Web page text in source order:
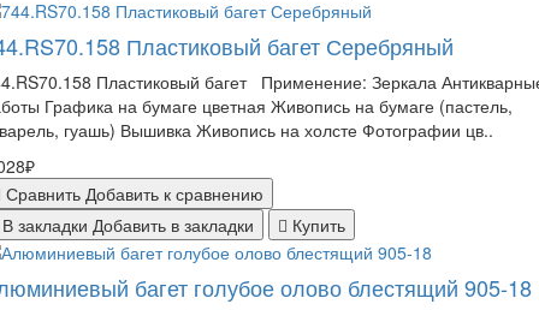
Пластиковый багет Серебряный
Пластиковый багет Применение: Зеркала
Графика на бумаге цветная Живопись на бумаге (пастель,
гуашь) Вышивка Живопись на холсте Фотографии цв..
Сравнить Добавить к сравнению
закладки Добавить в закладки Купить
багет голубое олово блестящий 905-18